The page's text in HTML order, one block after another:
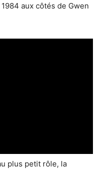
aux côtés de Gwen
plus petit rôle, la